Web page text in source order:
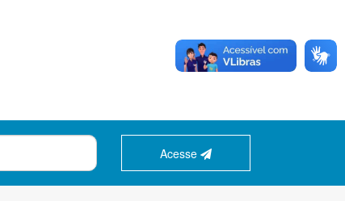
Acesse